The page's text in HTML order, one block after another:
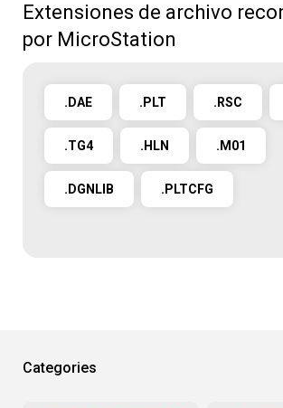
Extensiones de archivo
por MicroStation
.DAE .PLT .RSC
.TG4 .HLN .M01
.DGNLIB .PLTCFG
Categories